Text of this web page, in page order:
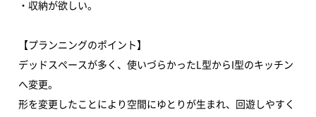
・収納が欲しい。
【プランニングのポイント】
デッドスペースが多く、使いづらかったL型からI型のキッチン
へ変更。
形を変更したことにより空間にゆとりが生まれ、回遊しやすく